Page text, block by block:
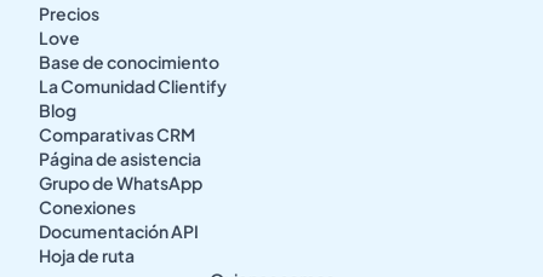
Precios
Love
Base de conocimiento
La Comunidad Clientify
Blog
Comparativas CRM
Página de asistencia
Grupo de WhatsApp
Conexiones
Documentación API
Hoja de ruta